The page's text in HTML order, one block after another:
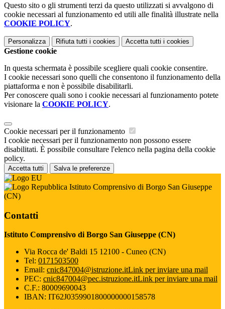
Questo sito o gli strumenti terzi da questo utilizzati si avvalgono di
cookie necessari al funzionamento ed utili alle finalità illustrate nella
COOKIE POLICY.
Personalizza Rifiuta tutti i cookies Accetta tutti i cookies
Gestione cookie
In questa schermata è possibile scegliere quali cookie consentire.
I cookie necessari sono quelli che consentono il funzionamento della
piattaforma e non è possibile disabilitarli.
Per conoscere quali sono i cookie necessari al funzionamento potete
visionare la COOKIE POLICY.
Cookie necessari per il funzionamento
I cookie necessari per il funzionamento non possono essere
disabilitati. È possibile consultare l'elenco nella pagina della cookie
policy.
Accetta tutti Salva le preferenze
Istituto Comprensivo di Borgo San Giuseppe
(CN)
Contatti
Istituto Comprensivo di Borgo San Giuseppe (CN)
Via Rocca de' Baldi 15 12100 - Cuneo (CN)
Tel: 0171503500
Email: cnic847004@istruzione.itLink per inviare una mail
PEC: cnic847004@pec.istruzione.itLink per inviare una mail
C.F.: 80009690043
IBAN: IT62J0359901800000000158578